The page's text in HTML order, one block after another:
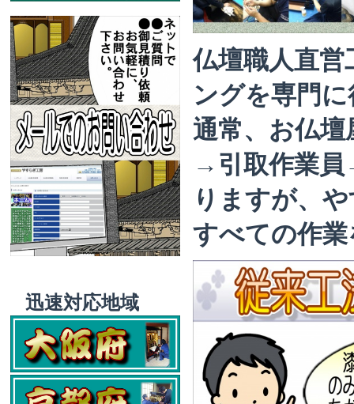
迅速対応地域
仏壇職人直
ングを専門
通常、お仏
→引取作業
りますが、
すべての作